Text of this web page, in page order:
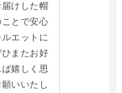
けした帽
とで安心
エットに
またお好
嬉しく思
いいたし